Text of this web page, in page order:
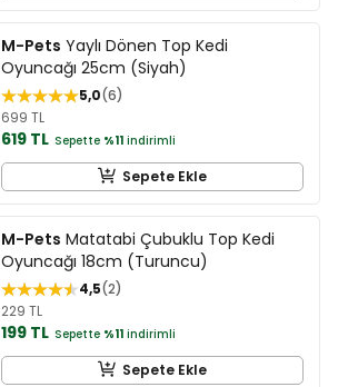
M-Pets Yaylı Dönen Top Kedi
Oyuncağı 25cm (Siyah)
5,0 6
699 TL
619 TL Sepette %11 indirimli
Sepete Ekle
M-Pets Matatabi Çubuklu Top Kedi
Oyuncağı 18cm (Turuncu)
4,5 2
229 TL
199 TL Sepette %11 indirimli
Sepete Ekle